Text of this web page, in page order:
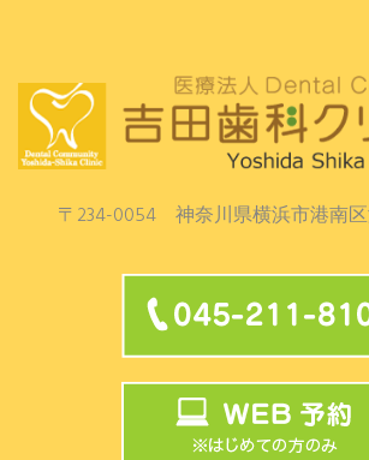
〒234-0054 神奈川県横浜市港南